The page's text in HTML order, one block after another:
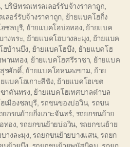
, บริษัทรถเทรลเลอร์รับจ้างราคาถูก,
ลอร์รับจ้างราคาถูก, ย้ายแบคโฮกิ่ง
ชลบุรี, ย้ายแบคโฮบ่อทอง, ย้ายแบค
างพระ, ย้ายแบคโฮบางละมุง, ย้ายแบค
ฮบ้านบึง, ย้ายแบคโฮบึง, ย้ายแบคโฮ
านทอง, ย้ายแบคโฮศรีราชา, ย้ายแบค
รศักดิ์, ย้ายแบคโฮหนองขาม, ย้าย
แบคโฮเกาะสีชัง, ย้ายแบคโฮเขต
าคันทรง, ย้ายแบคโฮเทศบาลตำบล
เมืองชลบุรี, รถขนของบ่อวิน, รถขน
ยกขนย้ายกิ่งเกาะจันทร์, รถยกขนย้าย
ทอง, รถยกขนย้ายบ่อวิน, รถยกขนย้าย
างละมุง, รถยกขนย้ายบางแสน, รถยก